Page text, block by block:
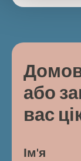
або
вас